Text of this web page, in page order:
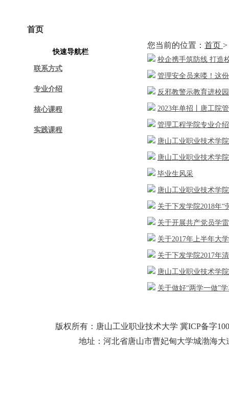
首页
快速导航栏
联系方式
专业介绍
核心课程
实践课程
您当前的位置： 首页 >
校企携手筑防线 打造
管理安全员来喽！这
反邪教警示教育进校园
2023年单招丨唐工院
管理工程学院专业介绍
唐山工业职业技术学
唐山工业职业技术学
毕业生风采
唐山工业职业技术学
关于下发学院2018年“
关于开展共产党员学
关于2017年上半年大
关于下发学院2017年
唐山工业职业技术学
关于做好“两学一做”
版权所有：唐山工业职业技术大学 冀ICP备字
地址：河北省唐山市曹妃甸大学城渤海大